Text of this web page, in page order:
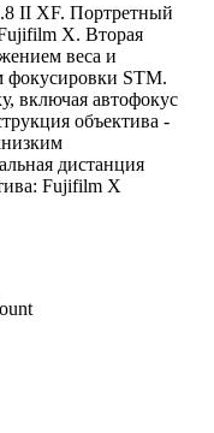
II XF. Портретный
X. Вторая
веса и
фокусировки STM.
включая автофокус
объектива -
дистанция
Fujifilm X